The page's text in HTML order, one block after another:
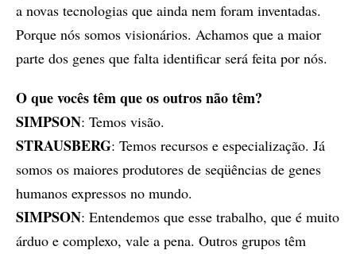
a novas tecnologias que ainda nem foram inventadas.
Porque nós somos visionários. Achamos que a maior
parte dos genes que falta identificar será feita por nós.
O que vocês têm que os outros não têm?
SIMPSON: Temos visão.
STRAUSBERG: Temos recursos e especialização. Já
somos os maiores produtores de seqüências de genes
humanos expressos no mundo.
SIMPSON: Entendemos que esse trabalho, que é muito
árduo e complexo, vale a pena. Outros grupos têm